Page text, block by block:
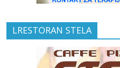
LRESTORAN STELA